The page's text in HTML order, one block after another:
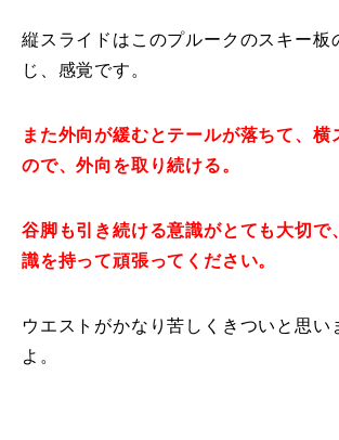
縦スライドはこのプルークのスキー板
じ、感覚です。
また外向が緩むとテールが落ちて、横
ので、外向を取り続ける。
谷脚も引き続ける意識がとても大切で
識を持って頑張ってください。
ウエストがかなり苦しくきついと思い
よ